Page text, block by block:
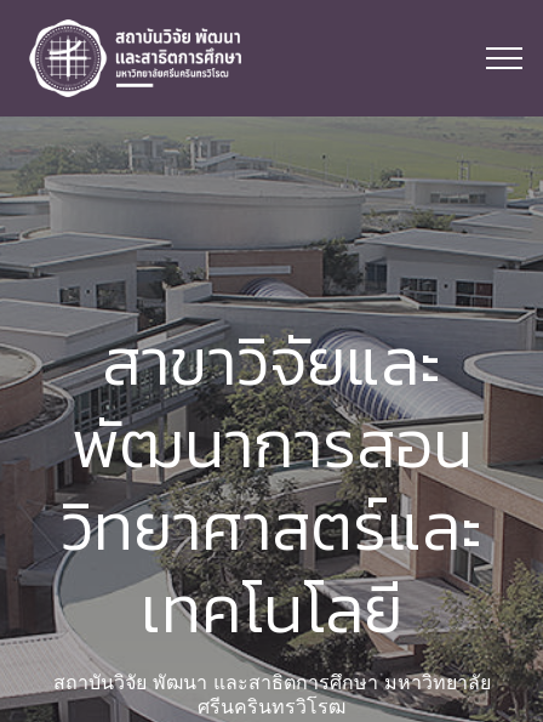
สาขาวิจัยและ
พัฒนาการสอน
วิทยาศาสตร์และ
เทคโนโลยี
สถาบันวิจัย พัฒนา และสาธิตการศึกษา มหาวิทยาลัย
ศรีนครินทรวิโรฒ